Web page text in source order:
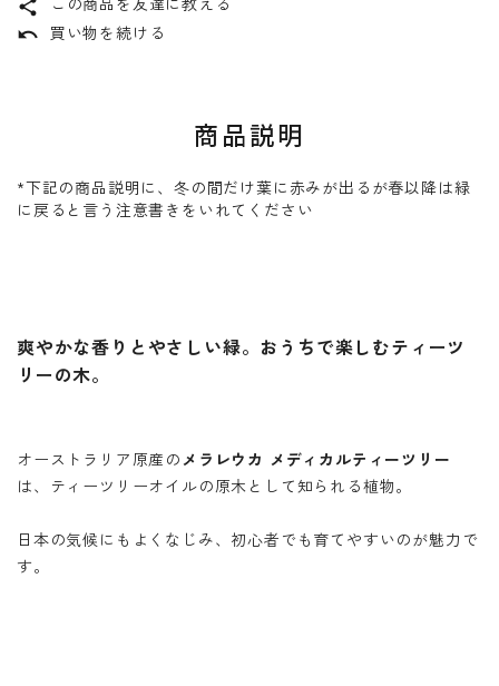
share
undo 買い物を続ける
商品説明
*下記の商品説明に、冬の間だけ葉に赤みが出るが春以降は緑
に戻ると言う注意書きをいれてください
爽やかな香りとやさしい緑。おうちで楽しむティーツ
リーの木。
オーストラリア原産の メラレウカ メディカルティーツリー
は、ティーツリーオイルの原木として知られる植物。
日本の気候にもよくなじみ、初心者でも育てやすいのが魅力で
す。